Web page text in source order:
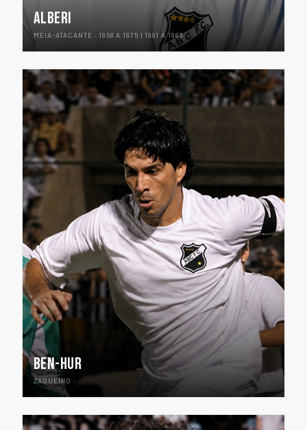
ALBERI
MEIA-ATACANTE · 1968 A 1975 | 1981 A 1983
BEN-HUR
ZAGUEIRO ·